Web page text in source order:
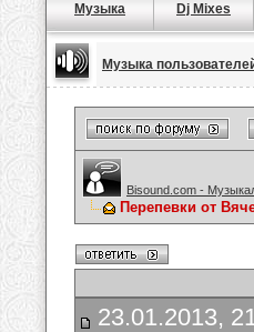
Музыка Dj Mixes
Музыка
Bisound.com -
Перепевки от
23.01.2013,